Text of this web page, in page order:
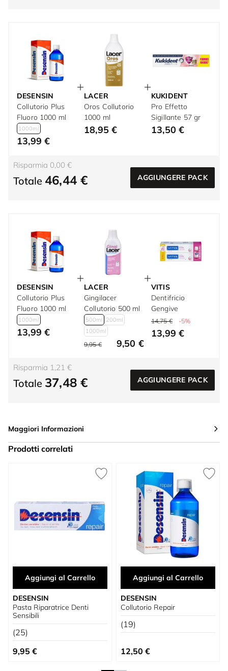
DESENSIN
Collutorio Plus
Fluoro 1000 ml
1000ml
13,99 €
LACER
Oros Collutorio
1000 ml
18,95 €
KUKIDENT
Pro Effetto
Sigillante 57 gr
13,50 €
Risparmia 0,00 €
Totale 46,44 € AGGIUNGERE PACK
DESENSIN
Collutorio Plus
Fluoro 1000 ml
1000ml
13,99 €
LACER
Gingilacer
Collutorio 500 ml
500ml 200ml
1000ml
9,95 € 9,50 €
VITIS
Dentifricio
Gengive
14,75 € -5%
13,99 €
Risparmia 1,21 €
Totale 37,48 € AGGIUNGERE PACK
Maggiori Informazioni
Prodotti correlati
Aggiungi al Carrello
DESENSIN
Pasta Riparatrice Denti
Sensibili
(25)
9,95 €
Aggiungi al Carrello
DESENSIN
Collutorio Repair
(19)
12,50 €